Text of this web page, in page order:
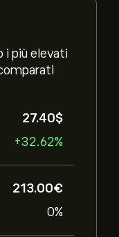
i più elevati
27.40‎$‎
+32.62%
213.00‎€‎
0%